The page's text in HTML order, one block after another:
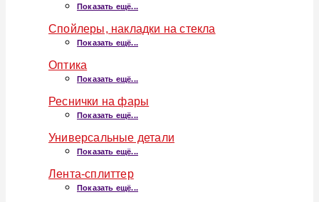
Показать ещё...
Спойлеры, накладки на стекла
Показать ещё...
Оптика
Показать ещё...
Реснички на фары
Показать ещё...
Универсальные детали
Показать ещё...
Лента-сплиттер
Показать ещё...